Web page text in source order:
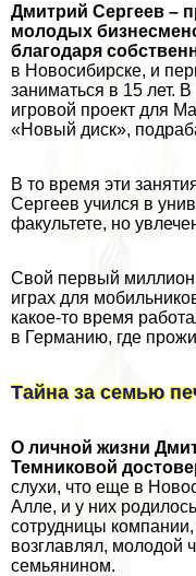
Дмитрий Сергеев –
молодых
благодаря
в Новосибирске, и
заниматься в 15 лет.
игровой проект для
«Новый диск»,
В то время эти
Сергеев учился в
факультете, но
Свой первый миллион
играх для
какое-то время
в Германию, где
Тайна за семью
О личной жизни
Темниковой
слухи, что еще в
Алле, и у них
сотрудницы
возглавлял, молодой
семьянином.